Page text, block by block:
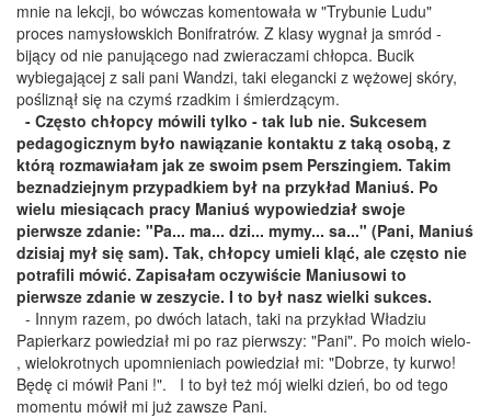
mnie na lekcji, bo wówczas komentowała w "Trybunie Ludu"
proces namysłowskich Bonifratrów. Z klasy wygnał ja smród -
bijący od nie panującego nad zwieraczami chłopca. Bucik
wybiegającej z sali pani Wandzi, taki elegancki z wężowej skóry,
pośliznął się na czymś rzadkim i śmierdzącym.
- Często chłopcy mówili tylko - tak lub nie. Sukcesem
pedagogicznym było nawiązanie kontaktu z taką osobą, z
którą rozmawiałam jak ze swoim psem Perszingiem. Takim
beznadziejnym przypadkiem był na przykład Maniuś. Po
wielu miesiącach pracy Maniuś wypowiedział swoje
pierwsze zdanie: "Pa... ma... dzi... mymy... sa..." (Pani, Maniuś
dzisiaj mył się sam). Tak, chłopcy umieli kląć, ale często nie
potrafili mówić. Zapisałam oczywiście Maniusowi to
pierwsze zdanie w zeszycie. I to był nasz wielki sukces.
- Innym razem, po dwóch latach, taki na przykład Władziu
Papierkarz powiedział mi po raz pierwszy: "Pani". Po moich wielo-
, wielokrotnych upomnieniach powiedział mi: "Dobrze, ty kurwo!
Będę ci mówił Pani !". I to był też mój wielki dzień, bo od tego
momentu mówił mi już zawsze Pani.